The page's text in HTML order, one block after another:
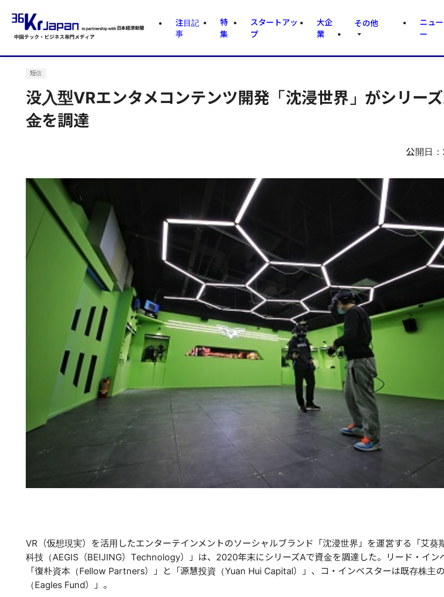
注目記
事
特
集
スタートアッ
プ
大企
業
その他
ニュ
ー
短信
没入型VRエンタメコンテンツ開発「沈浸世界」がシリー
金を調達
公開日：
VR（仮想現実）を活用したエンターテインメントのソーシャルブランド「沈浸世界」を運営する「艾葵
科技（AEGIS（BEIJING）Technology）」は、2020年末にシリーズAで資金を調達した。リード・イン
「復朴資本（Fellow Partners）」と「源慧投資（Yuan Hui Capital）」、コ・インベスターは既存株主
（Eagles Fund）」。